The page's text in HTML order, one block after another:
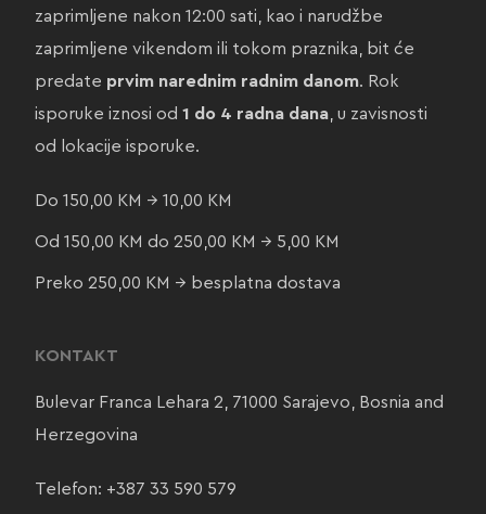
zaprimljene nakon 12:00 sati, kao i narudžbe
zaprimljene vikendom ili tokom praznika, bit će
predate prvim narednim radnim danom. Rok
isporuke iznosi od 1 do 4 radna dana, u zavisnosti
od lokacije isporuke.
Do 150,00 KM → 10,00 KM
Od 150,00 KM do 250,00 KM → 5,00 KM
Preko 250,00 KM → besplatna dostava
KONTAKT
Bulevar Franca Lehara 2, 71000 Sarajevo, Bosnia and
Herzegovina
Telefon: +387 33 590 579